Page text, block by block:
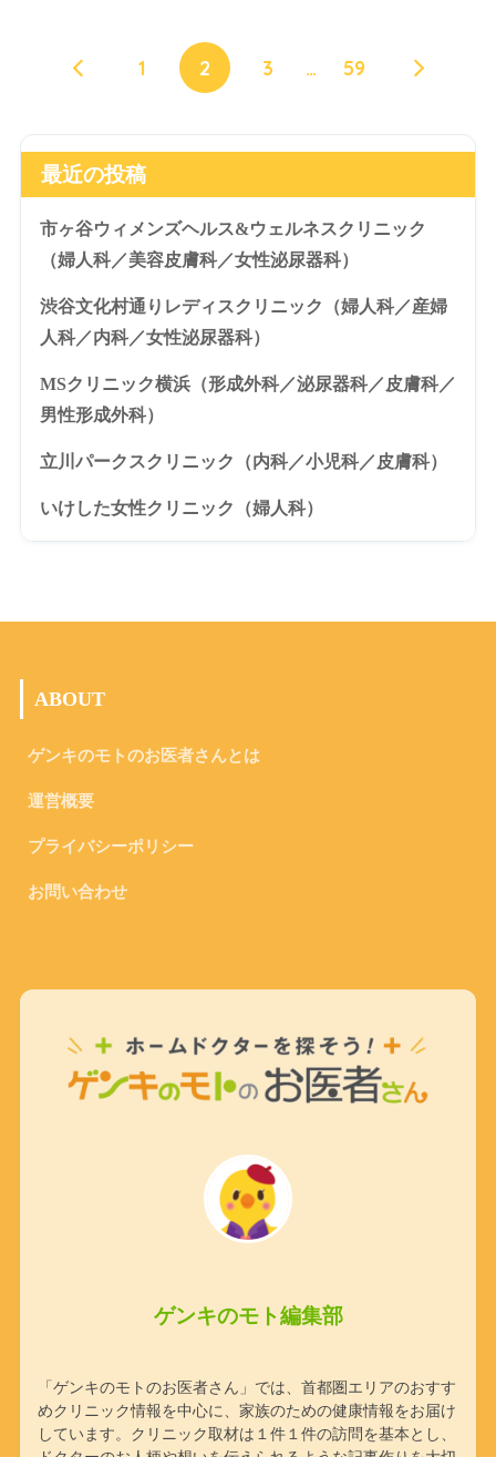
1 2 3 … 59
最近の投稿
市ヶ谷ウィメンズヘルス&ウェルネスクリニック
（婦人科／美容皮膚科／女性泌尿器科）
渋谷文化村通りレディスクリニック（婦人科／産婦
人科／内科／女性泌尿器科）
MSクリニック横浜（形成外科／泌尿器科／皮膚科／
男性形成外科）
立川パークスクリニック（内科／小児科／皮膚科）
いけした女性クリニック（婦人科）
ABOUT
ゲンキのモトのお医者さんとは
運営概要
プライバシーポリシー
お問い合わせ
ゲンキのモト編集部
「ゲンキのモトのお医者さん」では、首都圏エリアのおすす
めクリニック情報を中心に、家族のための健康情報をお届け
しています。クリニック取材は１件１件の訪問を基本とし、